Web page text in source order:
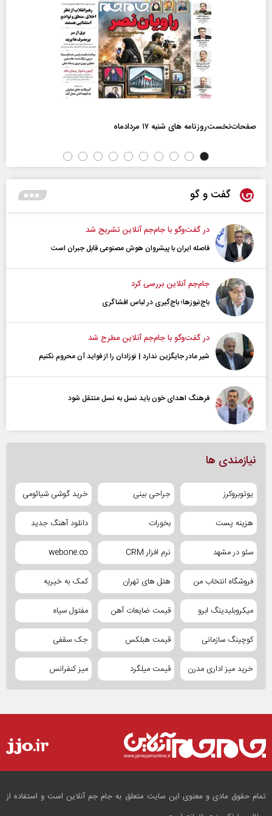
صفحات‌نخست‌روزنامه ها‌ی شنبه ۱۷ مردادماه
گفت و گو
در گفت‌و‌گو با جام‌جم آنلاین تشریح شد
فاصله ایران با پیشرو‌ان هوش مصنوعی قابل جبران است
جام‌جم آنلاین بررسی کرد
باج‌نیوزها؛ باج‌گیری در لباس افشاگری
در گفت‌و‌گو با جام‌جم آنلاین مطرح شد
شیر مادر جایگزین ندارد | نوزادان را از فواید آن محروم نکنیم
فرهنگ اهدای خون باید نسل به نسل منتقل شود
نیازمندی ها
یوتوبروکرز جراحی بینی خرید گوشی شیائومی
هزینه پست بخورات دانلود آهنگ جدید
سئو در مشهد نرم افزار CRM webone.co
فروشگاه انتخاب من هتل های تهران کمک به خیریه
میکروبلیدینگ ابرو قیمت ضایعات آهن مفتول سیاه
کوچینگ سازمانی قیمت هبلکس جک سقفی
خرید میز اداری مدرن قیمت میلگرد میز کنفرانس
تمام حقوق مادی و معنوی این سایت متعلق به جام جم آنلاین است و استفاده از